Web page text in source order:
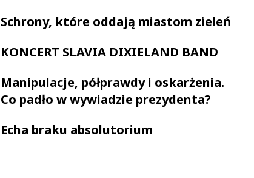
Schrony, które oddają miastom zieleń
KONCERT SLAVIA DIXIELAND BAND
Manipulacje, półprawdy i oskarżenia.
Co padło w wywiadzie prezydenta?
Echa braku absolutorium